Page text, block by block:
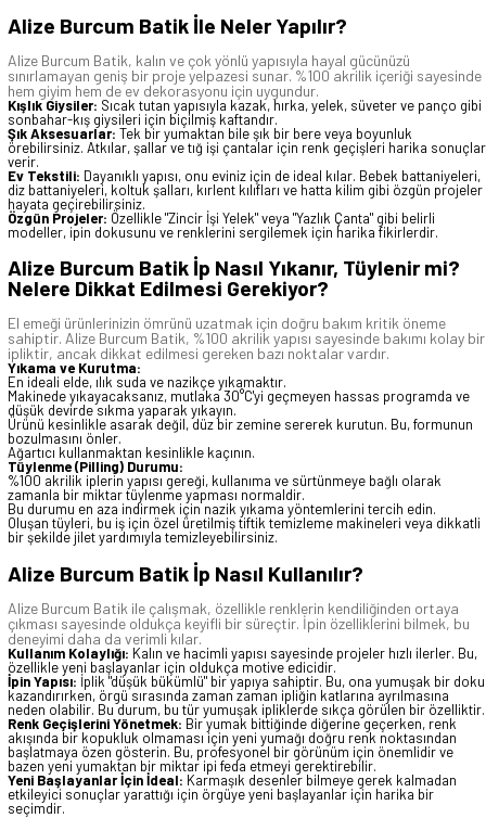
Alize Burcum Batik İle Neler Yapılır?
Alize Burcum Batik, kalın ve çok yönlü yapısıyla hayal gücünüzü
sınırlamayan geniş bir proje yelpazesi sunar. %100 akrilik içeriği sayesinde
hem giyim hem de ev dekorasyonu için uygundur.
Kışlık Giysiler: Sıcak tutan yapısıyla kazak, hırka, yelek, süveter ve panço gibi
sonbahar-kış giysileri için biçilmiş kaftandır.
Şık Aksesuarlar: Tek bir yumaktan bile şık bir bere veya boyunluk
örebilirsiniz. Atkılar, şallar ve tığ işi çantalar için renk geçişleri harika sonuçlar
verir.
Ev Tekstili: Dayanıklı yapısı, onu eviniz için de ideal kılar. Bebek battaniyeleri,
diz battaniyeleri, koltuk şalları, kırlent kılıfları ve hatta kilim gibi özgün projeler
hayata geçirebilirsiniz.
Özgün Projeler: Özellikle "Zincir İşi Yelek" veya "Yazlık Çanta" gibi belirli
modeller, ipin dokusunu ve renklerini sergilemek için harika fikirlerdir.
Alize Burcum Batik İp Nasıl Yıkanır, Tüylenir mi?
Nelere Dikkat Edilmesi Gerekiyor?
El emeği ürünlerinizin ömrünü uzatmak için doğru bakım kritik öneme
sahiptir. Alize Burcum Batik, %100 akrilik yapısı sayesinde bakımı kolay bir
ipliktir, ancak dikkat edilmesi gereken bazı noktalar vardır.
Yıkama ve Kurutma:
En ideali elde, ılık suda ve nazikçe yıkamaktır.
Makinede yıkayacaksanız, mutlaka 30°C'yi geçmeyen hassas programda ve
düşük devirde sıkma yaparak yıkayın.
Ürünü kesinlikle asarak değil, düz bir zemine sererek kurutun. Bu, formunun
bozulmasını önler.
Ağartıcı kullanmaktan kesinlikle kaçının.
Tüylenme (Pilling) Durumu:
%100 akrilik iplerin yapısı gereği, kullanıma ve sürtünmeye bağlı olarak
zamanla bir miktar tüylenme yapması normaldir.
Bu durumu en aza indirmek için nazik yıkama yöntemlerini tercih edin.
Oluşan tüyleri, bu iş için özel üretilmiş tiftik temizleme makineleri veya dikkatli
bir şekilde jilet yardımıyla temizleyebilirsiniz.
Alize Burcum Batik İp Nasıl Kullanılır?
Alize Burcum Batik ile çalışmak, özellikle renklerin kendiliğinden ortaya
çıkması sayesinde oldukça keyifli bir süreçtir. İpin özelliklerini bilmek, bu
deneyimi daha da verimli kılar.
Kullanım Kolaylığı: Kalın ve hacimli yapısı sayesinde projeler hızlı ilerler. Bu,
özellikle yeni başlayanlar için oldukça motive edicidir.
İpin Yapısı: İplik "düşük bükümlü" bir yapıya sahiptir. Bu, ona yumuşak bir doku
kazandırırken, örgü sırasında zaman zaman ipliğin katlarına ayrılmasına
neden olabilir. Bu durum, bu tür yumuşak ipliklerde sıkça görülen bir özelliktir.
Renk Geçişlerini Yönetmek: Bir yumak bittiğinde diğerine geçerken, renk
akışında bir kopukluk olmaması için yeni yumağı doğru renk noktasından
başlatmaya özen gösterin. Bu, profesyonel bir görünüm için önemlidir ve
bazen yeni yumaktan bir miktar ipi feda etmeyi gerektirebilir.
Yeni Başlayanlar İçin İdeal: Karmaşık desenler bilmeye gerek kalmadan
etkileyici sonuçlar yarattığı için örgüye yeni başlayanlar için harika bir
seçimdir.